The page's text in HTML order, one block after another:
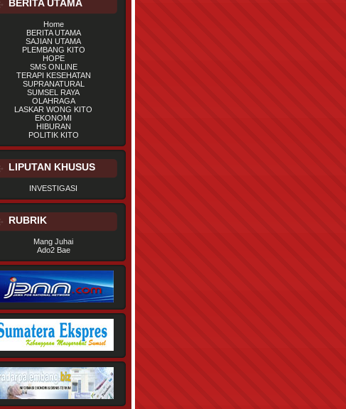
BERITA UTAMA
Home
BERITA UTAMA
SAJIAN UTAMA
PLEMBANG KITO
HOPE
SMS ONLINE
TERAPI KESEHATAN
SUPRANATURAL
SUMSEL RAYA
OLAHRAGA
LASKAR WONG KITO
EKONOMI
HIBURAN
POLITIK KITO
LIPUTAN KHUSUS
INVESTIGASI
RUBRIK
Mang Juhai
Ado2 Bae